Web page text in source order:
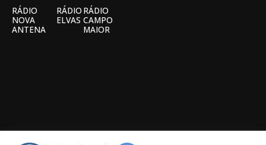
RÁDIO
NOVA
ANTENA
RÁDIO
ELVAS
RÁDIO
CAMPO
MAIOR